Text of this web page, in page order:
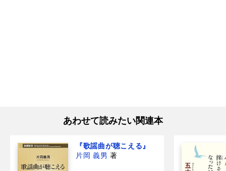
あわせて読みたい関連本
『歌謡曲が聴こえる』
片岡 義男 著